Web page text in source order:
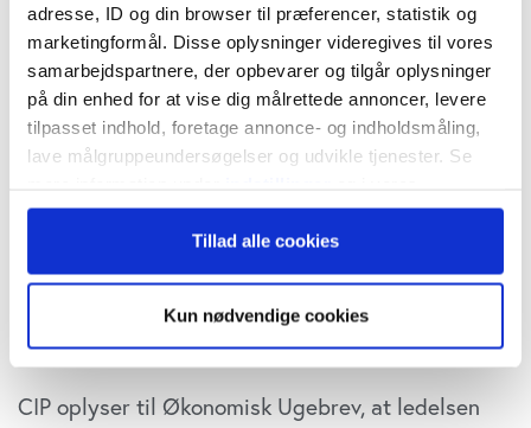
adresse, ID og din browser til præferencer, statistik og
marketingformål. Disse oplysninger videregives til vores
samarbejdspartnere, der opbevarer og tilgår oplysninger
på din enhed for at vise dig målrettede annoncer, levere
tilpasset indhold, foretage annonce- og indholdsmåling,
lave målgruppeundersøgelser og udvikle tjenester. Se
persondatapolitik. Du kan altid trække dit samtykke
tilbage eller ændre indstillinger fra vores
"Cookiedeklaration", eller ved at trykke på "Privacy
Hvis du tillader det, vil vi også gerne:
der kan være nøjagtig inden for få meter
Tillad alle cookies
Kun nødvendige cookies
flere kvinder ind i de øverste ledelseslag, ser det
ud til, at deres egne kapitalforvaltere fuldstændig
flyver under radaren.
I landets absolut største kapitalforvalter,
Copenhagen Infrastructure Partners (CIP),
forvalter man milliarder af danske pensionskroner.
Selskabet ledes af hele 46 partnere, men kun tre
af dem er kvinder.
CIP oplyser til Økonomisk Ugebrev, at ledelsen